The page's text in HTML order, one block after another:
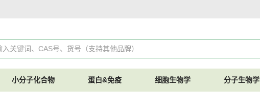
小分子化合物 蛋白&免疫 细胞生物学 分子生物学